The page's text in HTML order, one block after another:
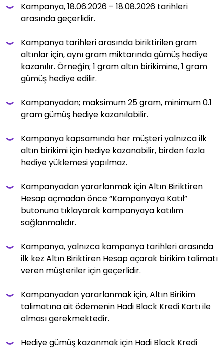
Kampanya, 18.06.2026 – 18.08.2026 tarihleri
arasında geçerlidir.
Kampanya tarihleri arasında biriktirilen gram
altınlar için, aynı gram miktarında gümüş hediye
kazanılır. Örneğin; 1 gram altın birikimine, 1 gram
gümüş hediye edilir.
Kampanyadan; maksimum 25 gram, minimum 0.1
gram gümüş hediye kazanılabilir.
Kampanya kapsamında her müşteri yalnızca ilk
altın birikimi için hediye kazanabilir, birden fazla
hediye yüklemesi yapılmaz.
Kampanyadan yararlanmak için Altın Biriktiren
Hesap açmadan önce “Kampanyaya Katıl”
butonuna tıklayarak kampanyaya katılım
sağlanmalıdır.
Kampanya, yalnızca kampanya tarihleri arasında
ilk kez Altın Biriktiren Hesap açarak birikim talimatı
veren müşteriler için geçerlidir.
Kampanyadan yararlanmak için, Altın Birikim
talimatına ait ödemenin Hadi Black Kredi Kartı ile
olması gerekmektedir.
Hediye gümüş kazanmak için Hadi Black Kredi